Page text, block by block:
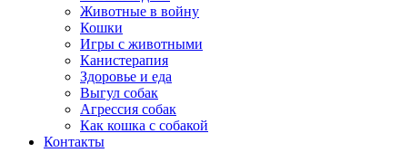
Животные в войну
Кошки
Игры с животными
Канистерапия
Здоровье и еда
Выгул собак
Агрессия собак
Как кошка с собакой
Контакты